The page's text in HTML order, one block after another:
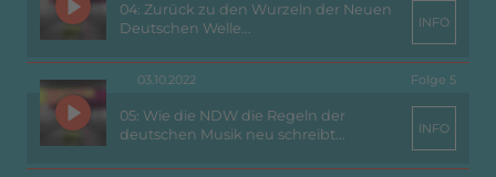
04: Zurück zu den Wurzeln der Neuen
Deutschen Welle...
INFO
03.10.2022 Folge 5
05: Wie die NDW die Regeln der
deutschen Musik neu schreibt...
INFO